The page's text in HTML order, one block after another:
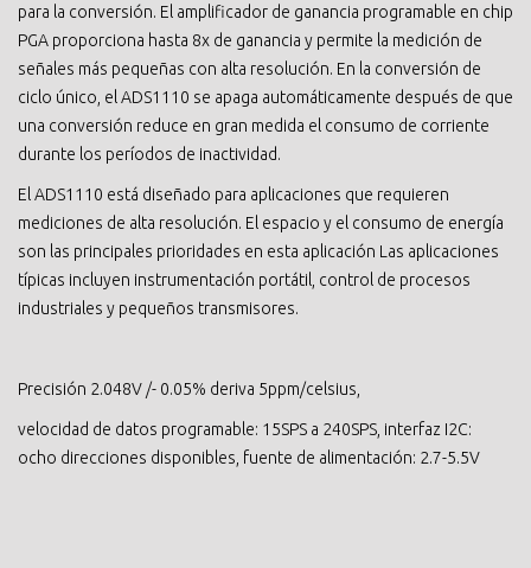
para la conversión. El amplificador de ganancia programable en chip
PGA proporciona hasta 8x de ganancia y permite la medición de
señales más pequeñas con alta resolución. En la conversión de
ciclo único, el ADS1110 se apaga automáticamente después de que
una conversión reduce en gran medida el consumo de corriente
durante los períodos de inactividad.
El ADS1110 está diseñado para aplicaciones que requieren
mediciones de alta resolución. El espacio y el consumo de energía
son las principales prioridades en esta aplicación Las aplicaciones
típicas incluyen instrumentación portátil, control de procesos
industriales y pequeños transmisores.
Precisión 2.048V /- 0.05% deriva 5ppm/celsius,
velocidad de datos programable: 15SPS a 240SPS, interfaz I2C:
ocho direcciones disponibles, fuente de alimentación: 2.7-5.5V